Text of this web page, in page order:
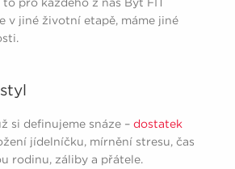
v jiné životní etapě, máme jiné
si definujeme snáze – dostatek
jídelníčku, mírnění stresu, čas
rodinu, záliby a přátele.